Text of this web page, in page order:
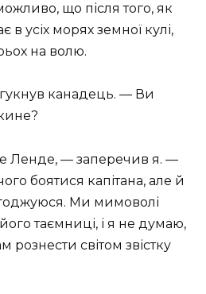
що після того, як
в усіх морях земної кулі,
на волю.
канадець. — Ви
Ленде, — заперечив я. —
боятися капітана, але й
Ми мимоволі
таємниці, і я не думаю,
рознести світом звістку